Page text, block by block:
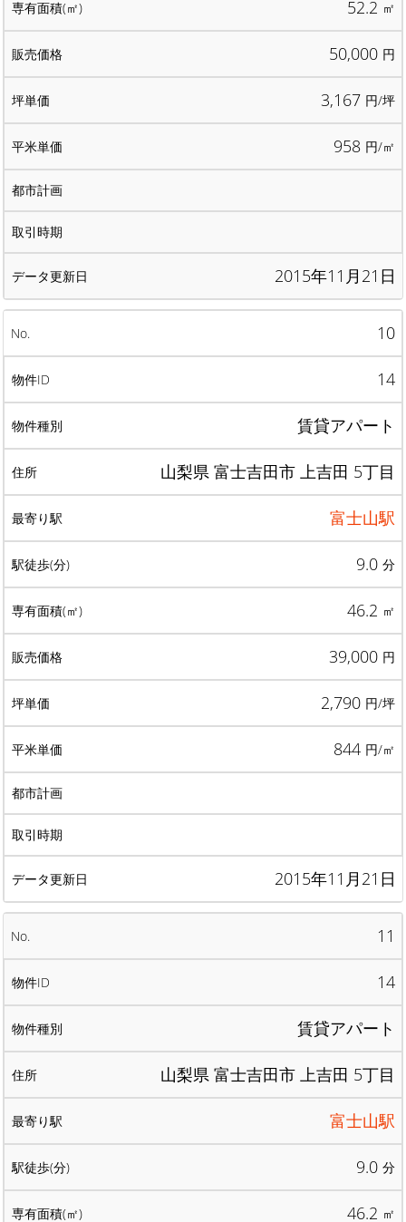
52.2 ㎡
50,000 円
3,167 円/坪
958 円/㎡
2015年11月21日
10
14
賃貸アパート
山梨県 富士吉田市 上吉田 5丁目
富士山駅
9.0 分
46.2 ㎡
39,000 円
2,790 円/坪
844 円/㎡
2015年11月21日
11
14
賃貸アパート
山梨県 富士吉田市 上吉田 5丁目
富士山駅
9.0 分
46.2 ㎡